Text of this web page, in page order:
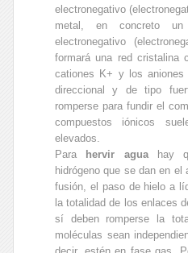
electronegativo
metal, en concreto
electronegativo
formará una red cristalina
cationes K+ y los
direccional y de tipo
romperse para fundir el
compuestos iónicos
elevados.
Para hervir aguahay
hidrógeno que se dan en
fusión, el paso de hielo a
la totalidad de los enlaces
sí deben romperse la
moléculas sean